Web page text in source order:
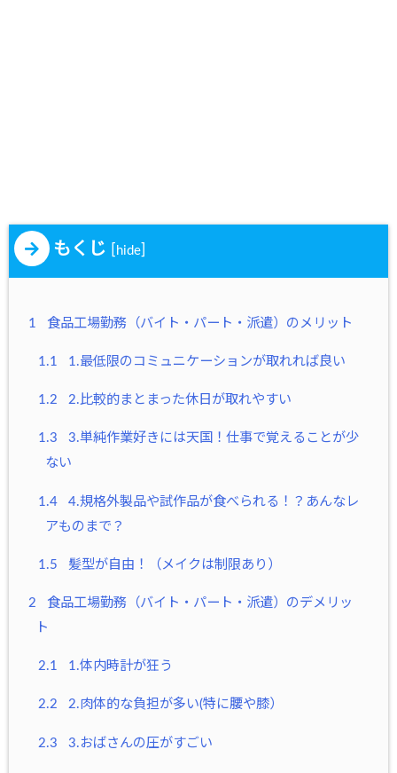
もくじ hide
1 食品工場勤務（バイト・パート・派遣）のメリット
1.1 1.最低限のコミュニケーションが取れれば良い
1.2 2.比較的まとまった休日が取れやすい
1.3
3.単純作業好きには天国！仕事で覚えることが少
ない
1.4
4.規格外製品や試作品が食べられる！？あんなレ
アものまで？
1.5 髪型が自由！（メイクは制限あり）
2
食品工場勤務（バイト・パート・派遣）のデメリッ
ト
2.1 1.体内時計が狂う
2.2 2.肉体的な負担が多い(特に腰や膝）
2.3 3.おばさんの圧がすごい